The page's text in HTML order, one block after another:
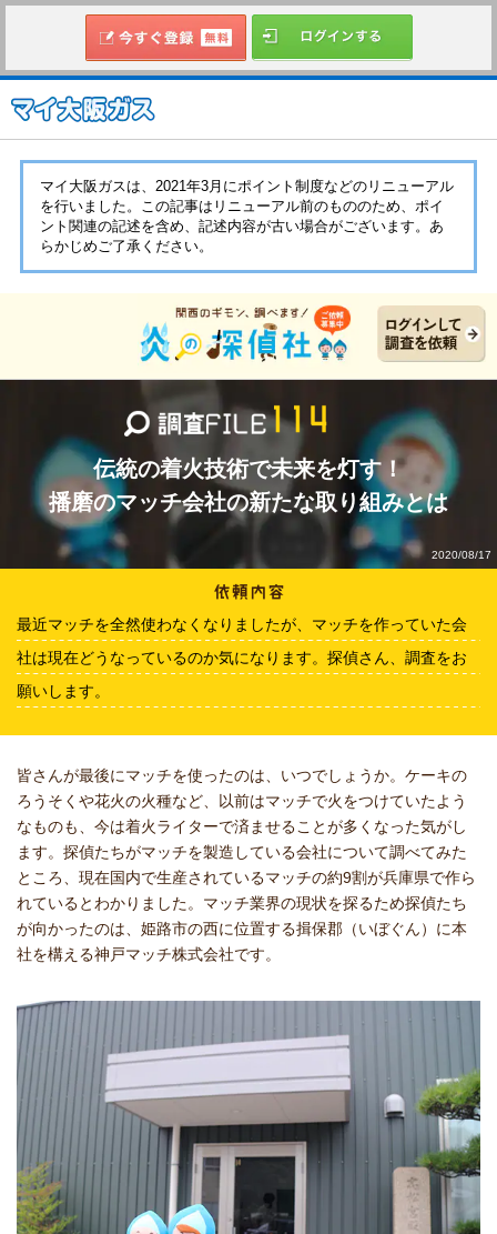
マイ大阪ガスは、2021年3月にポイント制度などのリニューアル
を行いました。この記事はリニューアル前のもののため、ポイ
ント関連の記述を含め、記述内容が古い場合がございます。あ
らかじめご了承ください。
伝統の着火技術で未来を灯す！
播磨のマッチ会社の新たな取り組みとは
2020/08/17
最近マッチを全然使わなくなりましたが、マッチを作っていた会
社は現在どうなっているのか気になります。探偵さん、調査をお
願いします。
皆さんが最後にマッチを使ったのは、いつでしょうか。ケーキの
ろうそくや花火の火種など、以前はマッチで火をつけていたよう
なものも、今は着火ライターで済ませることが多くなった気がし
ます。探偵たちがマッチを製造している会社について調べてみた
ところ、現在国内で生産されているマッチの約9割が兵庫県で作ら
れているとわかりました。マッチ業界の現状を探るため探偵たち
が向かったのは、姫路市の西に位置する揖保郡（いぼぐん）に本
社を構える神戸マッチ株式会社です。